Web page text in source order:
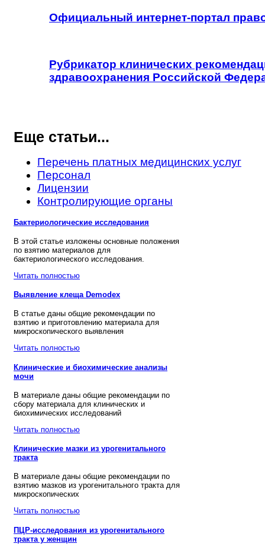
Официальный интернет-портал
Рубрикатор клинических
здравоохранения Российской
Еще статьи...
Перечень платных медицинских услуг
Персонал
Лицензии
Контролирующие органы
Бактериологические исследования
В этой статье изложены основные положения
по взятию материалов для
бактериологического исследования.
Читать полностью
Выявление клеща Demodex
В статье даны общие рекомендации по
взятию и приготовлению материала для
микроскопического выявления
Читать полностью
Клинические и биохимические анализы
мочи
В материале даны общие рекомендации по
сбору материала для клинических и
биохимических исследований
Читать полностью
Клинические мазки из урогенитального
тракта
В материале даны общие рекомендации по
взятию мазков из урогенитального тракта для
микроскопических
Читать полностью
ПЦР-исследования из урогенитального
тракта у женщин